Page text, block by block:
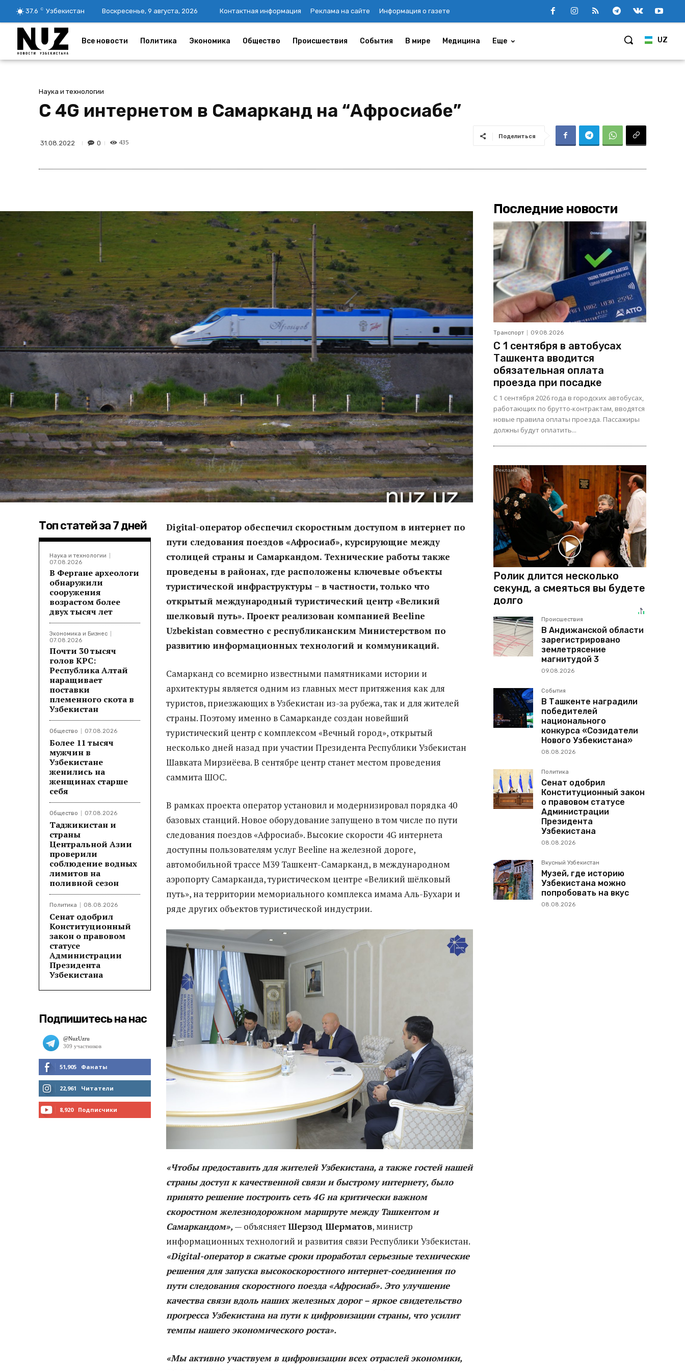
37.6 C Узбекистан Воскресенье, 9 августа, 2026 Контактная информация Реклама на сайте Информация о газете
UZ
Все новости Политика Экономика Общество Происшествия События В мире Медицина Еще
Наука и технологии
С 4G интернетом в Самарканд на “Афросиабе”
31.08.2022 0 435
Поделиться
Топ статей за 7 дней
Наука и технологии
07.08.2026
В Фергане археологи
обнаружили
сооружения
возрастом более
двух тысяч лет
Экономика и Бизнес
07.08.2026
Почти 30 тысяч
голов КРС:
Республика Алтай
наращивает
поставки
племенного скота в
Узбекистан
Общество 07.08.2026
Более 11 тысяч
мужчин в
Узбекистане
женились на
женщинах старше
себя
Общество 07.08.2026
Таджикистан и
страны
Центральной Азии
проверили
соблюдение водных
лимитов на
поливной сезон
Политика 08.08.2026
Сенат одобрил
Конституционный
закон о правовом
статусе
Администрации
Президента
Узбекистана
Подпишитесь на нас
51,905 Фанаты
МНЕ НРАВИТСЯ
22,961 Читатели
8,920 Подписчики
Digital-оператор обеспечил скоростным доступом в интернет по
пути следования поездов «Афросиаб», курсирующие между
столицей страны и Самаркандом. Технические работы также
проведены в районах, где расположены ключевые объекты
туристической инфраструктуры – в частности, только что
открытый международный туристический центр «Великий
шелковый путь». Проект реализован компанией Beeline
Uzbekistan совместно с республиканским Министерством по
развитию информационных технологий и коммуникаций.
Самарканд со всемирно известными памятниками истории и
архитектуры является одним из главных мест притяжения как для
туристов, приезжающих в Узбекистан из-за рубежа, так и для жителей
страны. Поэтому именно в Самарканде создан новейший
туристический центр с комплексом «Вечный город», открытый
несколько дней назад при участии Президента Республики Узбекистан
Шавката Мирзиёева. В сентябре центр станет местом проведения
саммита ШОС.
В рамках проекта оператор установил и модернизировал порядка 40
базовых станций. Новое оборудование запущено в том числе по пути
следования поездов «Афросиаб». Высокие скорости 4G интернета
доступны пользователям услуг Beeline на железной дороге,
автомобильной трассе М39 Ташкент-Самарканд, в международном
аэропорту Самарканда, туристическом центре «Великий шёлковый
путь», на территории мемориального комплекса имама Аль-Бухари и
ряде других объектов туристической индустрии.
«Чтобы предоставить для жителей Узбекистана, а также гостей нашей
страны доступ к качественной связи и быстрому интернету, было
принято решение построить сеть 4G на критически важном
скоростном железнодорожном маршруте между Ташкентом и
Самаркандом»,— объясняетШерзод Шерматов, министр
информационных технологий и развития связи Республики Узбекистан.
«Digital-оператор в сжатые сроки проработал серьезные технические
решения для запуска высокоскоростного интернет-соединения по
пути следования скоростного поезда «Афросиаб». Это улучшение
качества связи вдоль наших железных дорог – яркое свидетельство
прогресса Узбекистана на пути к цифровизации страны, что усилит
темпы нашего экономического роста».
«Мы активно участвуем в цифровизации всех отраслей экономики,
Последние новости
Транспорт 09.08.2026
С 1 сентября в автобусах
Ташкента вводится
обязательная оплата
проезда при посадке
С 1 сентября 2026 года в городских автобусах,
работающих по брутто-контрактам, вводятся
новые правила оплаты проезда. Пассажиры
должны будут оплатить...
Ролик длится несколько
секунд, а смеяться вы будете
долго
Происшествия
В Андижанской области
зарегистрировано
землетрясение
магнитудой 3
09.08.2026
События
В Ташкенте наградили
победителей
национального
конкурса «Созидатели
Нового Узбекистана»
08.08.2026
Политика
Сенат одобрил
Конституционный закон
о правовом статусе
Администрации
Президента
Узбекистана
08.08.2026
Вкусный Узбекистан
Музей, где историю
Узбекистана можно
попробовать на вкус
08.08.2026